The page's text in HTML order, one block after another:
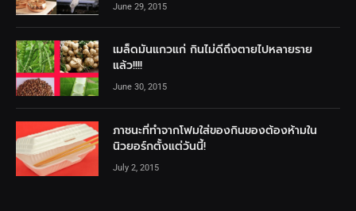
June 29, 2015
เมล็ดมันแกวแก่ กินไม่ดีถึงตายไปหลายราย
แล้ว!!!!
June 30, 2015
ภาชนะที่ทำจากโฟมใส่ของกินของต้องห้ามใน
นิวยอร์กตั้งแต่วันนี้!
July 2, 2015